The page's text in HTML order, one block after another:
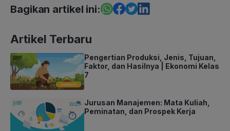
Bagikan artikel ini:
Artikel Terbaru
Pengertian Produksi, Jenis, Tujuan,
Faktor, dan Hasilnya | Ekonomi Kelas
7
Jurusan Manajemen: Mata Kuliah,
Peminatan, dan Prospek Kerja